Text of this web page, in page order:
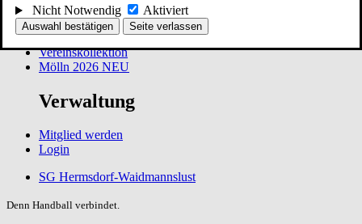
Blog
Fanshop
Über uns
Vereinskollektion
Mölln 2026 NEU
Verwaltung
Mitglied werden
Login
SG Hermsdorf-Waidmannslust
Denn Handball verbindet.
Nicht Notwendig
Aktiviert
Auswahl bestätigen Seite verlassen